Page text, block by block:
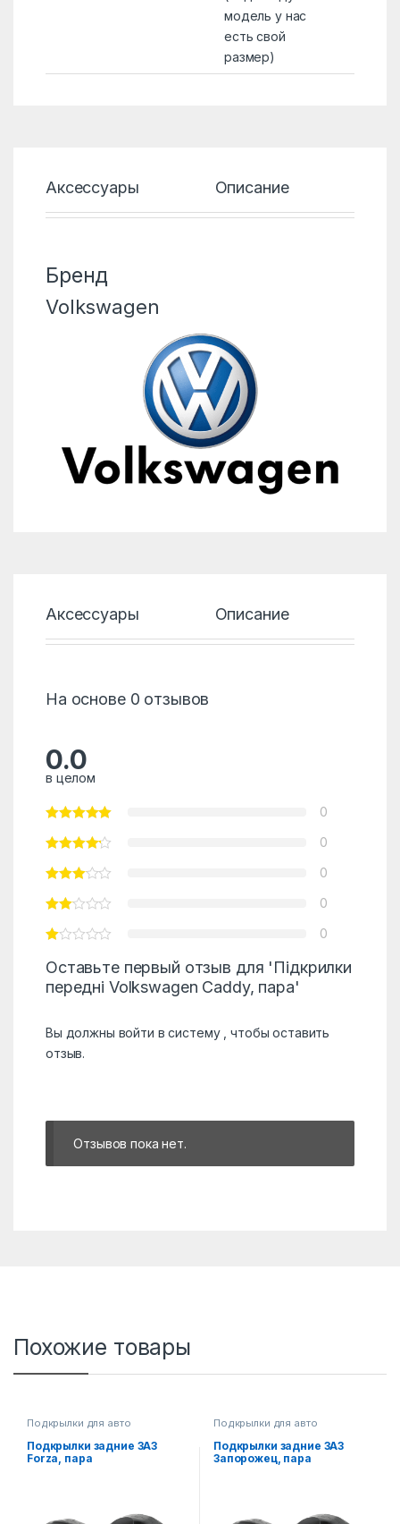
модель у нас
есть свой
размер)
Аксессуары Описание
Бренд
Volkswagen
Аксессуары Описание
На основе 0 отзывов
0.0
в целом
0
0
0
0
0
Оставьте первый отзыв для 'Підкрилки
передні Volkswagen Caddy, пара'
Вы должны войти в систему, чтобы оставить
отзыв.
Отзывов пока нет.
Похожие товары
Подкрылки для авто
Подкрылки задние ЗАЗ
Forza, пара
Подкрылки для авто
Подкрылки задние ЗАЗ
Запорожец, пара